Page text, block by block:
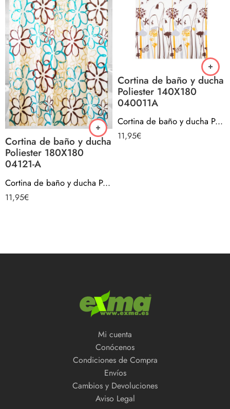
Cortina de baño y ducha
Poliester 180X180
04121-A
Cortina de baño y ducha Poliester 180X180 04121-A
11,95€
Cortina de baño y ducha
Poliester 140X180
040011A
Cortina de baño y ducha Poliester 140X180 040011A
11,95€
Mi cuenta
Conócenos
Condiciones de Compra
Envíos
Cambios y Devoluciones
Aviso Legal